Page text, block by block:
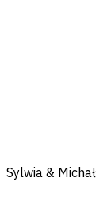
Email
Sylwia & Michał